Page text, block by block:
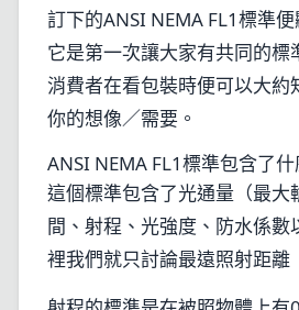
訂下的ANSI NEMA FL1標準
它是第一次讓大家有共同的標
消費者在看包裝時便可以大約
你的想像／需要。
ANSI NEMA FL1標準包含了什
這個標準包含了光通量（最大
間、射程、光強度、防水係數
裡我們就只討論最遠照射距離